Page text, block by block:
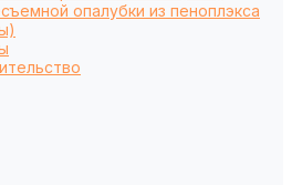
опалубки из пеноплэкса